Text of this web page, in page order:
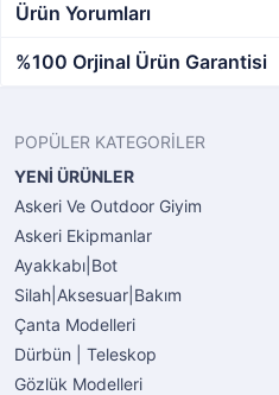
Ürün Yorumları
%100 Orjinal Ürün Garantisi
POPÜLER KATEGORİLER
YENİ ÜRÜNLER
Askeri Ve Outdoor Giyim
Askeri Ekipmanlar
Ayakkabı|Bot
Silah|Aksesuar|Bakım
Çanta Modelleri
Dürbün | Teleskop
Gözlük Modelleri